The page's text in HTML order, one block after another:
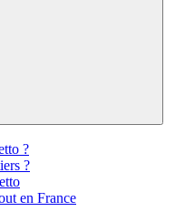
?
?
en France